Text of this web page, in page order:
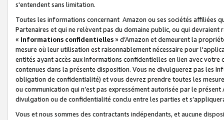
s'entendent sans limitation.
Toutes les informations concernant Amazon ou ses sociétés affiliées
Partenaires et qui ne relèvent pas du domaine public, ou qui
« Informations confidentielles» d’Amazon et demeurent la
mesure où leur utilisation est raisonnablement nécessaire pour
entités ayant accès aux Informations confidentielles en lien avec
contenues dans la présente disposition. Vous ne divulguerez pas les
obligation de confidentialité) et vous devrez prendre toutes les
ou communication qui n’est pas expressément autorisée par le
divulgation ou de confidentialité conclu entre les parties et
Vous et nous sommes des contractants indépendants, et aucune